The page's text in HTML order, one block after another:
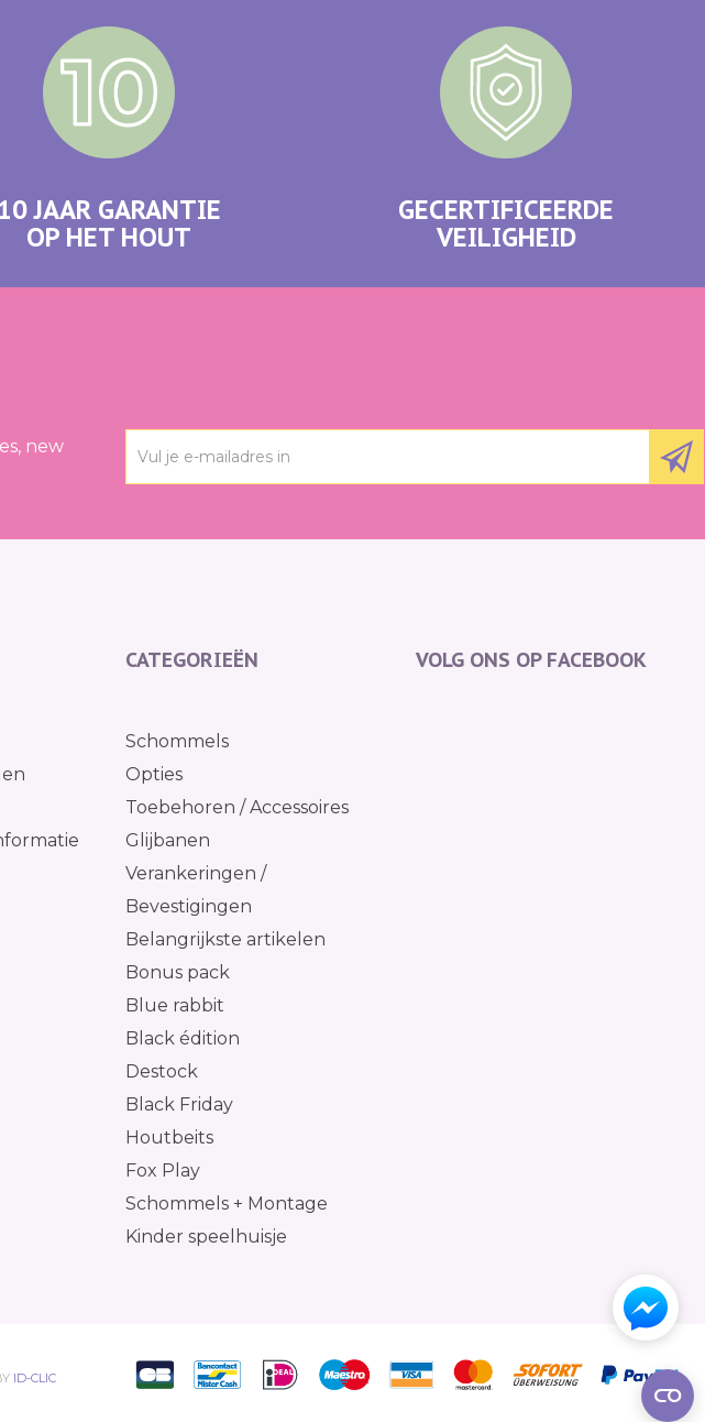
JAAR GARANTIE
OP HET HOUT
GECERTIFICEERDE
VEILIGHEID
new
CATEGORIEËN
Schommels
Opties
Toebehoren / Accessoires
Glijbanen
Verankeringen /
Bevestigingen
Belangrijkste artikelen
Bonus pack
Blue rabbit
Black édition
Destock
Black Friday
Houtbeits
Fox Play
Schommels + Montage
Kinder speelhuisje
VOLG ONS OP FACEBOOK
ID-CLIC